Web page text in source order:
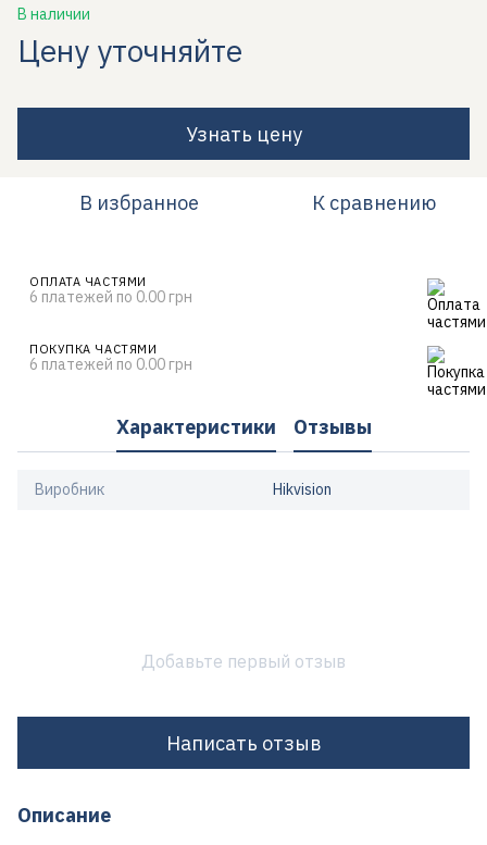
В наличии
Цену уточняйте
Узнать цену
В избранное К сравнению
ОПЛАТА ЧАСТЯМИ
6 платежей по 0.00 грн
ПОКУПКА ЧАСТЯМИ
6 платежей по 0.00 грн
Характеристики Отзывы
Виробник Hikvision
Добавьте первый отзыв
Написать отзыв
Описание